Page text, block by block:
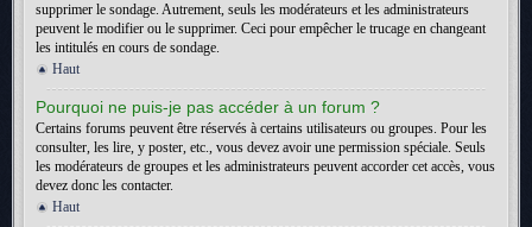
supprimer le sondage. Autrement, seuls les modérateurs et les administrateurs
peuvent le modifier ou le supprimer. Ceci pour empêcher le trucage en changeant
les intitulés en cours de sondage.
Haut
Pourquoi ne puis-je pas accéder à un forum ?
Certains forums peuvent être réservés à certains utilisateurs ou groupes. Pour les
consulter, les lire, y poster, etc., vous devez avoir une permission spéciale. Seuls
les modérateurs de groupes et les administrateurs peuvent accorder cet accès, vous
devez donc les contacter.
Haut